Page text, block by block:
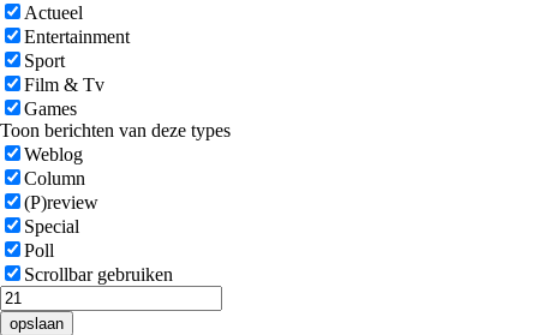
Actueel
Entertainment
Sport
Film & Tv
Games
Toon berichten van deze types
Weblog
Column
(P)review
Special
Poll
Scrollbar gebruiken
opslaan